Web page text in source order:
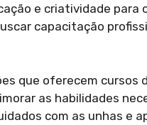
e criatividade
capacitação
que oferecem cursos
as habilidades
com as unhas e